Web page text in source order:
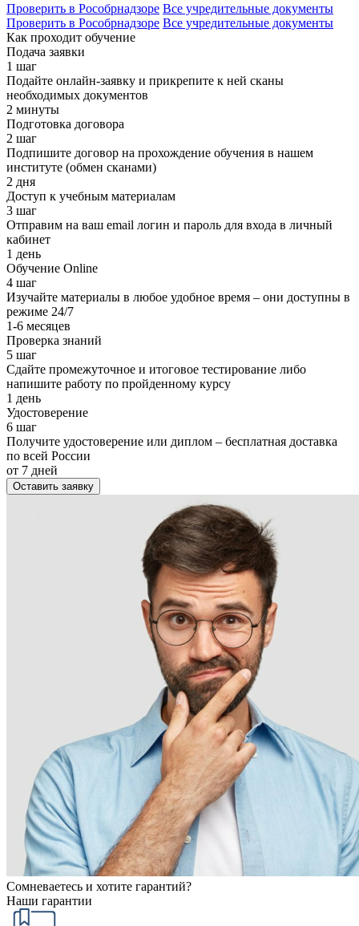
Проверить в Рособрнадзоре Все учредительные документы
Проверить в Рособрнадзоре Все учредительные документы
Как проходит обучение
Подача заявки
1 шаг
Подайте онлайн-заявку и прикрепите к ней сканы
необходимых документов
2 минуты
Подготовка договора
2 шаг
Подпишите договор на прохождение обучения в нашем
институте (обмен сканами)
2 дня
Доступ к учебным материалам
3 шаг
Отправим на ваш email логин и пароль для входа в личный
кабинет
1 день
Обучение Online
4 шаг
Изучайте материалы в любое удобное время – они доступны в
режиме 24/7
1-6 месяцев
Проверка знаний
5 шаг
Сдайте промежуточное и итоговое тестирование либо
напишите работу по пройденному курсу
1 день
Удостоверение
6 шаг
Получите удостоверение или диплом – бесплатная доставка
по всей России
от 7 дней
Оставить заявку
Сомневаетесь и хотите гарантий?
Наши гарантии